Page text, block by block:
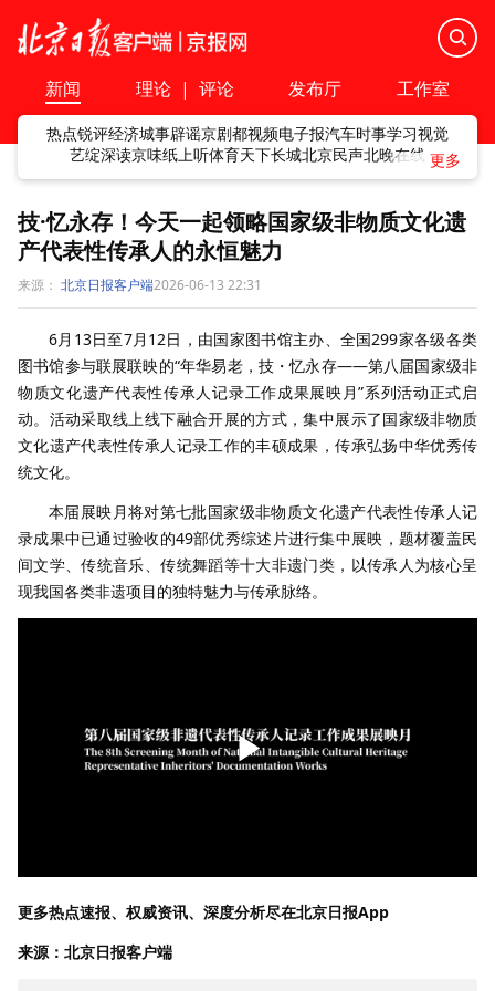
新闻 理论 | 评论 发布厅 工作室
热点锐评经济城事辟谣京剧都视频电子报汽车时事学习视觉
艺绽深读京味纸上听体育天下长城北京民声北晚在线
技·忆永存！今天一起领略国家级非物质文化遗
产代表性传承人的永恒魅力
来源： 北京日报客户端2026-06-13 22:31
6月13日至7月12日，由国家图书馆主办、全国299家各级各类
图书馆参与联展联映的“年华易老，技・忆永存——第八届国家级非
物质文化遗产代表性传承人记录工作成果展映月”系列活动正式启
动。活动采取线上线下融合开展的方式，集中展示了国家级非物质
文化遗产代表性传承人记录工作的丰硕成果，传承弘扬中华优秀传
统文化。
本届展映月将对第七批国家级非物质文化遗产代表性传承人记
录成果中已通过验收的49部优秀综述片进行集中展映，题材覆盖民
间文学、传统音乐、传统舞蹈等十大非遗门类，以传承人为核心呈
现我国各类非遗项目的独特魅力与传承脉络。
更多热点速报、权威资讯、深度分析尽在北京日报App
来源：北京日报客户端